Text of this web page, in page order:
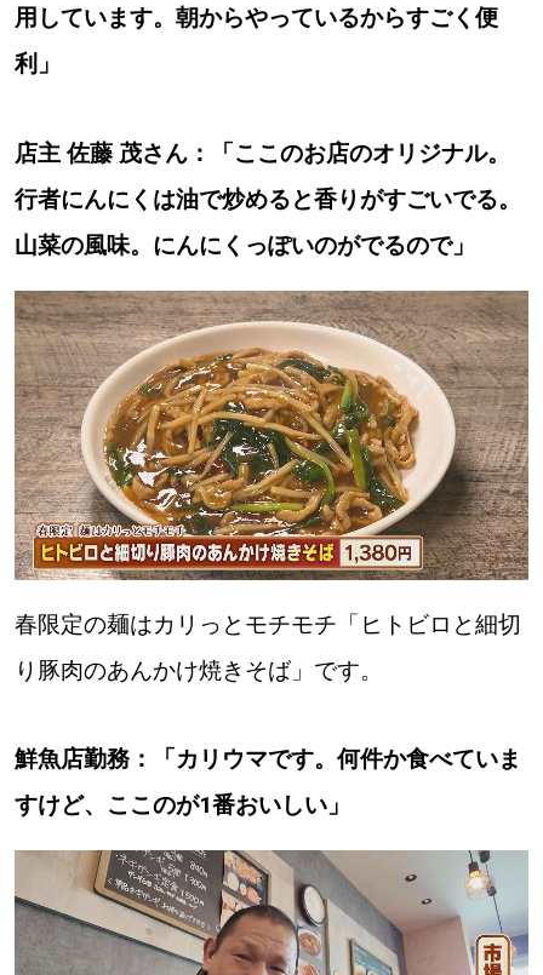
明日への”きっかけ”WEBマガジン
パートナーメディア Sitakkeパートナー
運営会社 広告掲載
【暮らしの知恵を身につけたい】
【まったり楽しみたい】
【道央のお気に入りを見つけたい】
【道北のお気に入りを見つけたい】
【道東のお気に入りを見つけたい】
用しています。朝からやっているからすごく便
利」
店主 佐藤 茂さん：「ここのお店のオリジナル。
行者にんにくは油で炒めると香りがすごいでる。
山菜の風味。にんにくっぽいのがでるので」
春限定の麺はカリっとモチモチ「ヒトビロと細切
り豚肉のあんかけ焼きそば」です。
鮮魚店勤務：「カリウマです。何件か食べていま
すけど、ここのが1番おいしい」